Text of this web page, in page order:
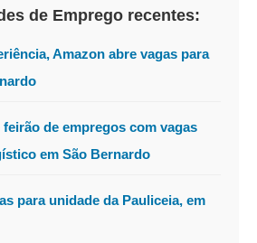
de Emprego recentes:
Amazon abre vagas para
de empregos com vagas
em São Bernardo
para unidade da Pauliceia, em